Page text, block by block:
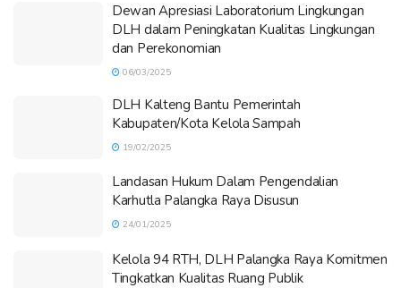
Dewan Apresiasi Laboratorium Lingkungan
DLH dalam Peningkatan Kualitas Lingkungan
dan Perekonomian
06/03/2025
DLH Kalteng Bantu Pemerintah
Kabupaten/Kota Kelola Sampah
19/02/2025
Landasan Hukum Dalam Pengendalian
Karhutla Palangka Raya Disusun
24/01/2025
Kelola 94 RTH, DLH Palangka Raya Komitmen
Tingkatkan Kualitas Ruang Publik